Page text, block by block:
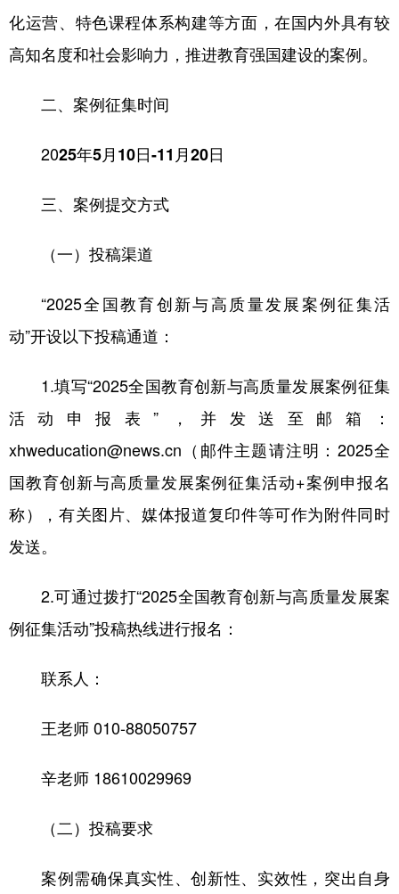
化运营、特色课程体系构建等方面，在国内外具有较
高知名度和社会影响力，推进教育强国建设的案例。
二、案例征集时间
2025年5月10日-11月20日
三、案例提交方式
（一）投稿渠道
“2025全国教育创新与高质量发展案例征集活
动”开设以下投稿通道：
1.填写“2025全国教育创新与高质量发展案例征集
活动申报表”，并发送至邮箱：
xhweducation@news.cn（邮件主题请注明：2025全
国教育创新与高质量发展案例征集活动+案例申报名
称），有关图片、媒体报道复印件等可作为附件同时
发送。
2.可通过拨打“2025全国教育创新与高质量发展案
例征集活动”投稿热线进行报名：
联系人：
王老师 010-88050757
辛老师 18610029969
（二）投稿要求
案例需确保真实性、创新性、实效性，突出自身